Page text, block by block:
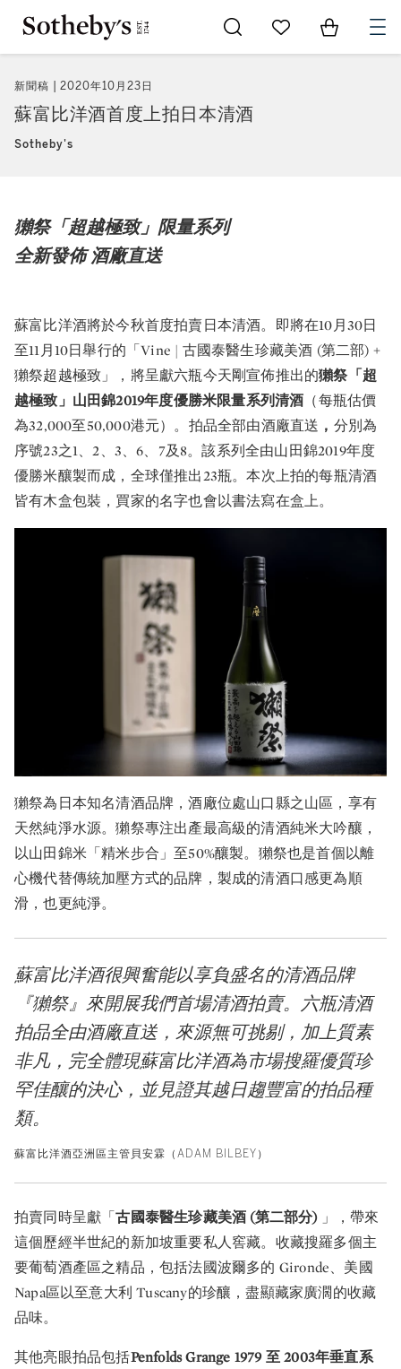
Go to My Favorites
Items in
新聞稿 2020年10月23日
蘇富比洋酒首度上拍日本清酒
Sotheby's
獺祭「超越極致」限量系列
全新發佈 酒廠直送
蘇富比洋酒將於今秋首度拍賣日本清酒。即將在10月30日
至11月10日舉行的「Vine | 古國泰醫生珍藏美酒 (第二部) +
獺祭超越極致」，將呈獻六瓶今天剛宣佈推出的獺祭「超
越極致」山田錦2019年度優勝米限量系列清酒 （每瓶估價
為32,000至50,000港元）。拍品全部由酒廠直送 ， 分別為
序號23之1、2、3、6、7及8。該系列全由山田錦2019年度
優勝米釀製而成，全球僅推出23瓶。本次上拍的每瓶清酒
皆有木盒包裝，買家的名字也會以書法寫在盒上。
獺祭為日本知名清酒品牌，酒廠位處山口縣之山區，享有
天然純淨水源。獺祭專注出產最高級的清酒純米大吟釀，
以山田錦米「精米步合」至50%釀製。獺祭也是首個以離
心機代替傳統加壓方式的品牌，製成的清酒口感更為順
滑，也更純淨。
蘇富比洋酒很興奮能以享負盛名的清酒品牌
『獺祭』來開展我們首場清酒拍賣。六瓶清酒
拍品全由酒廠直送，來源無可挑剔，加上質素
非凡，完全體現蘇富比洋酒為市場搜羅優質珍
罕佳釀的決心，並見證其越日趨豐富的拍品種
類。
蘇富比洋酒亞洲區主管貝安霖（ADAM BILBEY）
拍賣同時呈獻「古國泰醫生珍藏美酒 (第二部分)」，帶來
這個歷經半世紀的新加坡重要私人窖藏。收藏搜羅多個主
要葡萄酒產區之精品，包括法國波爾多的 Gironde、美國
Napa區以至意大利 Tuscany的珍釀，盡顯藏家廣濶的收藏
品味。
其他亮眼拍品包括Penfolds Grange 1979 至 2003年垂直系